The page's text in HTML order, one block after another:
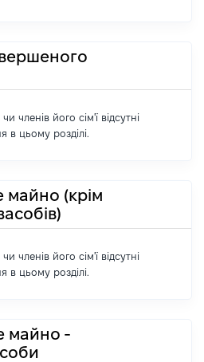
членів його сім'ї відсутні
в цьому розділі.
майно (крім
членів його сім'ї відсутні
в цьому розділі.
майно -